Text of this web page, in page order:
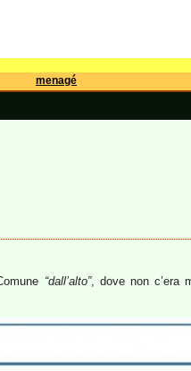
menagé
“dall’alto”, dove non c’era